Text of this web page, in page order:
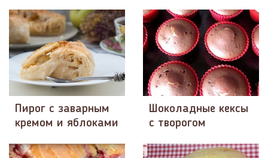
Пирог с заварным
кремом и яблоками
Шоколадные кексы
с творогом